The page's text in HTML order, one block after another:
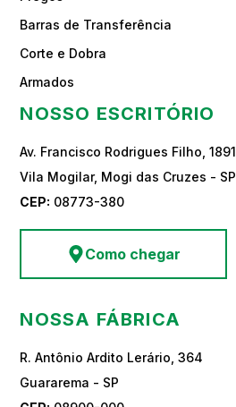
Barras de Transferência
Corte e Dobra
Armados
NOSSO ESCRITÓRIO
Av. Francisco Rodrigues Filho, 1891
Vila Mogilar, Mogi das Cruzes - SP
CEP: 08773-380
Como chegar
NOSSA FÁBRICA
R. Antônio Ardito Lerário, 364
Guararema - SP